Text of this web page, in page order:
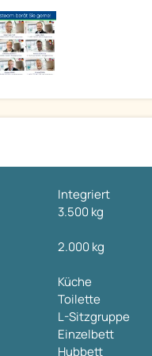
Integriert
3.500 kg
2.000 kg
Küche
Toilette
L-Sitzgruppe
Einzelbett
Hubbett